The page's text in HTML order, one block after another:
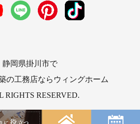
静岡県掛川市で
の工務店ならウィングホーム
RIGHTS RESERVED.